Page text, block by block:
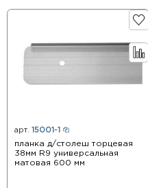
арт. 15001-1
планка д/столеш торцевая
38мм R9 универсальная
матовая 600 мм